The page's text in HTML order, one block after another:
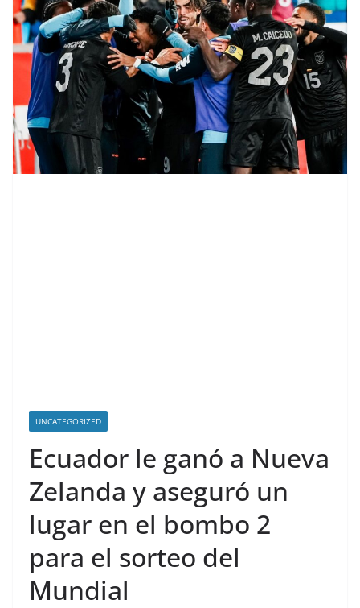
UNCATEGORIZED
Ecuador le ganó a Nueva
Zelanda y aseguró un
lugar en el bombo 2
para el sorteo del
Mundial